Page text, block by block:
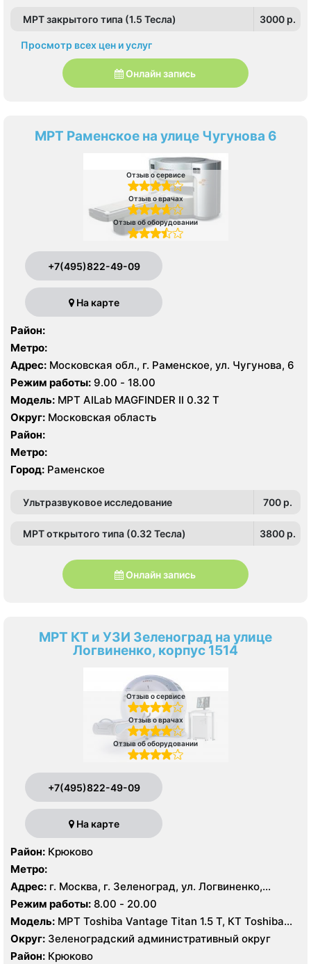
МРТ закрытого типа (1.5 Тесла) 3000 p.
Просмотр всех цен и услуг
Онлайн запись
МРТ Раменское на улице Чугунова 6
Отзыв о сервисе
Отзыв о врачах
Отзыв об оборудовании
+7(495)822-49-09
На карте
Район:
Метро:
Адрес: Московская обл., г. Раменское, ул. Чугунова, 6
Режим работы: 9.00 - 18.00
Модель: МРТ AILab MAGFINDER II 0.32 Т
Округ: Московская область
Район:
Метро:
Город: Раменское
Ультразвуковое исследование 700 p.
МРТ открытого типа (0.32 Тесла) 3800 p.
Онлайн запись
МРТ КТ и УЗИ Зеленоград на улице
Логвиненко, корпус 1514
Отзыв о сервисе
Отзыв о врачах
Отзыв об оборудовании
+7(495)822-49-09
На карте
Район: Крюково
Метро:
Адрес: г. Москва, г. Зеленоград, ул. Логвиненко,
корпус 1514
Режим работы: 8.00 - 20.00
Модель: МРТ Toshiba Vantage Titan 1.5 Т, КТ Toshiba
Aquilion Prime CXL 32 среза, УЗИ Toshiba Aplio 500
Округ: Зеленоградский административный округ
Район: Крюково